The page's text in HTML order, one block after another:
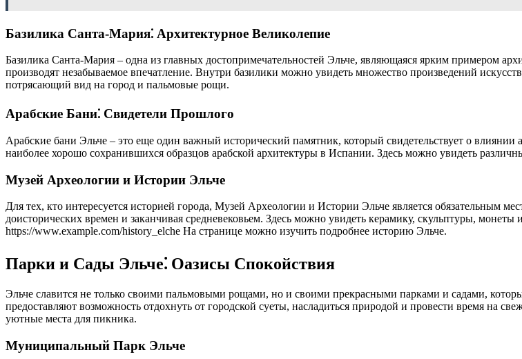
Базилика Санта-Мария⁚ Архитектурное Великолепие
Базилика Санта-Мария – одна из главных достопримечательностей Эльче, являющаяся ярким примером
производят незабываемое впечатление. Внутри базилики можно увидеть множество произведений
потрясающий вид на город и пальмовые рощи.
Арабские Бани⁚ Свидетели Прошлого
Арабские бани Эльче – это еще один важный исторический памятник, который свидетельствует о
наиболее хорошо сохранившихся образцов арабской архитектуры в Испании. Здесь можно увидеть
Музей Археологии и Истории Эльче
Для тех, кто интересуется историей города, Музей Археологии и Истории Эльче является обязательным
доисторических времен и заканчивая средневековьем. Здесь можно увидеть керамику, скульптуры,
https://www.example.com/history_elche На странице можно изучить подробнее историю Эльче.
Парки и Сады Эльче⁚ Оазисы Спокойствия
Эльче славится не только своими пальмовыми рощами, но и своими прекрасными парками и садами,
предоставляют возможность отдохнуть от городской суеты, насладиться природой и провести время на
уютные места для пикника.
Муниципальный Парк Эльче